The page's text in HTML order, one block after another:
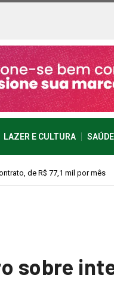
LAZER E CULTURA SAÚDE
sobre